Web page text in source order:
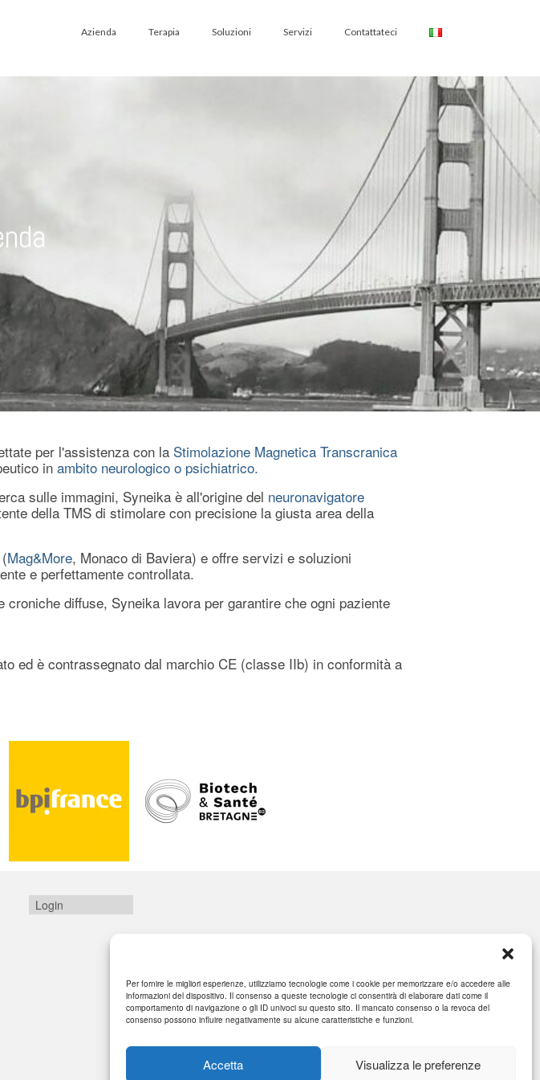
Per fornire le migliori esperienze, utilizziamo tecnologie come i cookie per memorizzare e/o accedere alle
informazioni del dispositivo. Il consenso a queste tecnologie ci consentirà di elaborare dati come il
comportamento di navigazione o gli ID univoci su questo sito. Il mancato consenso o la revoca del
consenso possono influire negativamente su alcune caratteristiche e funzioni.
Accetta Visualizza le preferenze
Azienda Terapia Soluzioni Servizi Contattateci
per l'assistenza con la Stimolazione Magnetica Transcranica
in ambito neurologico o psichiatrico.
sulle immagini, Syneika è all'origine del neuronavigatore
della TMS di stimolare con precisione la giusta area della
Mag&More, Monaco di Baviera) e offre servizi e soluzioni
e perfettamente controllata.
diffuse, Syneika lavora per garantire che ogni paziente
ed è contrassegnato dal marchio CE (classe IIb) in conformità a
Login